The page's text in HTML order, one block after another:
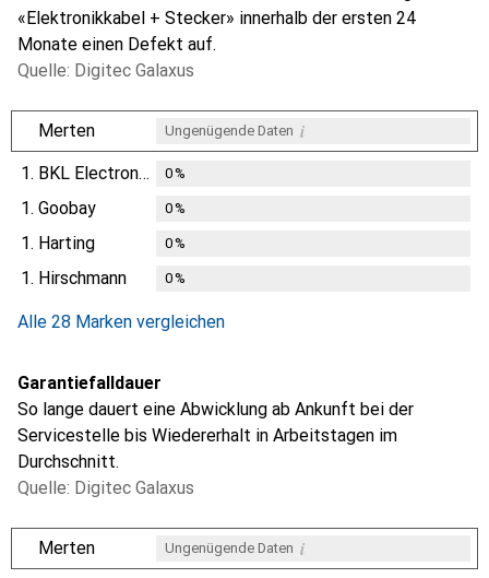
«Elektronikkabel + Stecker» innerhalb der ersten 24
Monate einen Defekt auf.
Quelle: Digitec Galaxus
Merten Ungenügende Daten i
1. BKL Electronic 0%
1. Goobay 0%
1. Harting 0%
1. Hirschmann 0%
Alle 28 Marken vergleichen
Garantiefalldauer
So lange dauert eine Abwicklung ab Ankunft bei der
Servicestelle bis Wiedererhalt in Arbeitstagen im
Durchschnitt.
Quelle: Digitec Galaxus
Merten Ungenügende Daten i